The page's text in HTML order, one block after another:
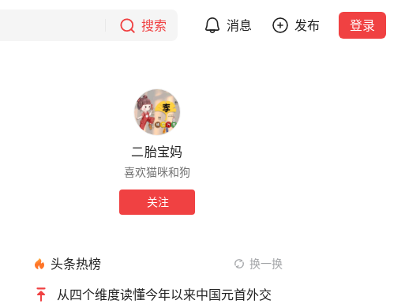
搜索 消息 发布 登录
二胎宝妈
喜欢猫咪和狗
关注
头条热榜 换一换
从四个维度读懂今年以来中国元首外交